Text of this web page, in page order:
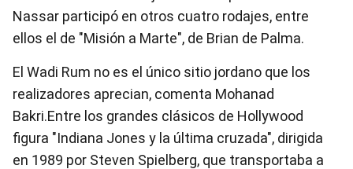
Nassar participó en otros cuatro rodajes, entre
ellos el de "Misión a Marte", de Brian de Palma.
El Wadi Rum no es el único sitio jordano que los
realizadores aprecian, comenta Mohanad
Bakri.Entre los grandes clásicos de Hollywood
figura "Indiana Jones y la última cruzada", dirigida
en 1989 por Steven Spielberg, que transportaba a